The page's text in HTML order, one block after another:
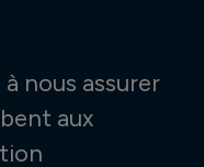
nous assurer
aux